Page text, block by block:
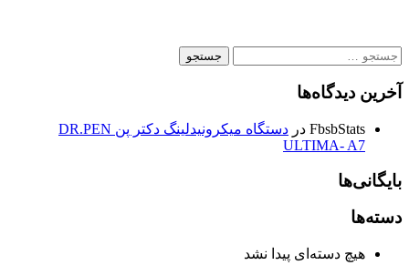
جستجو
آخرین دیدگاه‌ها
FbsbStats در
دستگاه میکرونیدلینگ دکتر پن DR.PEN
ULTIMA- A7
بایگانی‌ها
دسته‌ها
هیچ دسته‌ای پیدا نشد